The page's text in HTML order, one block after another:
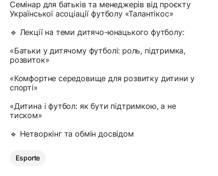
Семінар для батьків та менеджерів від проєкту
Української асоціації футболу «Талантікос»
🔹 Лекції на теми дитячо-юнацького футболу:
«Батьки у дитячому футболі: роль, підтримка,
розвиток»
«Комфортне середовище для розвитку дитини у
спорті»
«Дитина і футбол: як бути підтримкою, а не
тиском»
🔹 Нетворкінг та обмін досвідом
Esporte